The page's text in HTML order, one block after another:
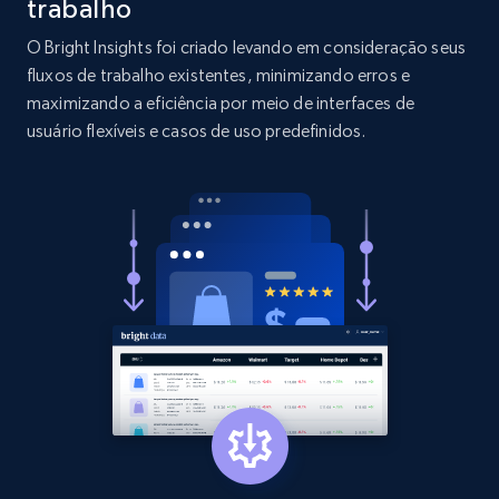
2.1K+ 375+ Comece agora
URL, Product id, Listing inventory id, Title, Rating,
Reviews count shop, Reviews count item, Initial
price, and more.
1.9K+ 323+ Comece agora
Etsy - Collect data on products using
specified keywords
URL, Product id, Listing inventory id, Title, Rating,
trabalho
O Bright Insights foi criado levando em consideração seus
fluxos de trabalho existentes, minimizando erros e
maximizando a eficiência por meio de interfaces de
usuário flexíveis e casos de uso predefinidos.